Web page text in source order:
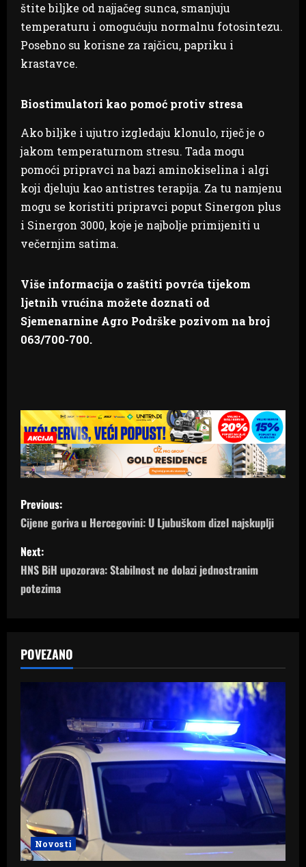
štite biljke od najjačeg sunca, smanjuju
temperaturu i omogućuju normalnu fotosintezu.
Posebno su korisne za rajčicu, papriku i
krastavce.
Biostimulatori kao pomoć protiv stresa
Ako biljke i ujutro izgledaju klonulo, riječ je o
jakom temperaturnom stresu. Tada mogu
pomoći pripravci na bazi aminokiselina i algi
koji djeluju kao antistres terapija. Za tu namjenu
mogu se koristiti pripravci poput Sinergon plus
i Sinergon 3000, koje je najbolje primijeniti u
večernjim satima.
Više informacija o zaštiti povrća tijekom
ljetnih vrućina možete doznati od
Sjemenarnine Agro Podrške pozivom na broj
063/700-700.
P
o
s
t
a
v
a
t
i
o
Previous:
Cijene goriva u Hercegovini: U Ljubuškom dizel najskuplji
Next:
HNS BiH upozorava: Stabilnost ne dolazi jednostranim
potezima
POVEZANO
Novosti